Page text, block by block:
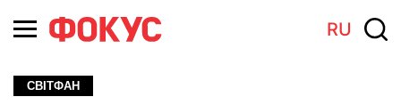
RU
СВІТФАН